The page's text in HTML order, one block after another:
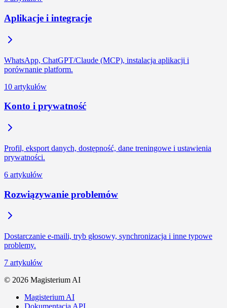
Aplikacje i integracje
WhatsApp, ChatGPT/Claude (MCP), instalacja aplikacji i
porównanie platform.
10 artykułów
Konto i prywatność
Profil, eksport danych, dostępność, dane treningowe i ustawienia
prywatności.
6 artykułów
Rozwiązywanie problemów
Dostarczanie e-maili, tryb głosowy, synchronizacja i inne typowe
problemy.
7 artykułów
© 2026 Magisterium AI
Magisterium AI